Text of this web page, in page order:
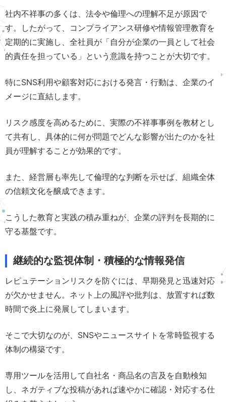
社内不祥事の多くは、法令や倫理への理解不足が原因で
す。したがって、コンプライアンス研修や情報管理教育を
定期的に実施し、全社員が「自分が企業の一員として社会
的責任を担っている」という意識を持つことが大切です。
特にSNS利用や顧客対応における発言・行動は、企業のイ
メージに直結します。
リスク感度を高めるために、実際の不祥事事例を教材とし
て共有し、具体的に何が問題でどんな影響が出たのかを社
員が理解することが効果的です。
また、経営層も率先して倫理的な判断を示せば、組織全体
の信頼文化を醸成できます。
こうした教育と実践の積み重ねが、企業の評判を長期的に
守る基盤です。
継続的な監視体制・積極的な情報発信
レピュテーションリスクを防ぐには、早期発見と迅速対応
が欠かせません。ネット上の風評や批判は、放置すれば数
時間で炎上に発展してしまいます。
そこで大切なのが、SNSやニュースサイトを常時監視する
体制の構築です。
専用ツールを活用して自社名・商品名の言及を自動検知
し、ネガティブな投稿があれば速やかに確認・対応する仕